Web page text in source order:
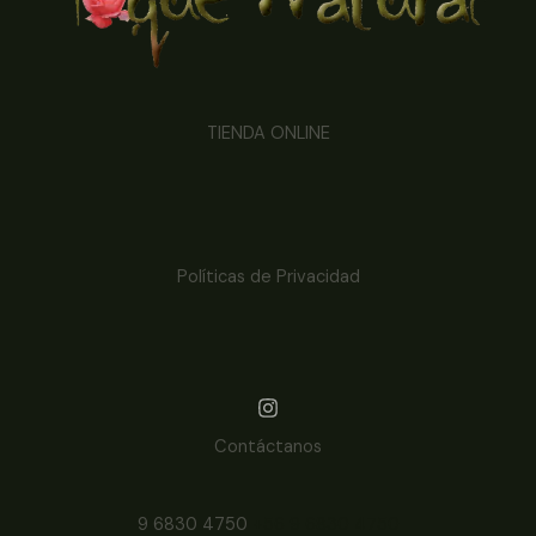
TIENDA ONLINE
Políticas de Privacidad
Contáctanos
9 6830 4750